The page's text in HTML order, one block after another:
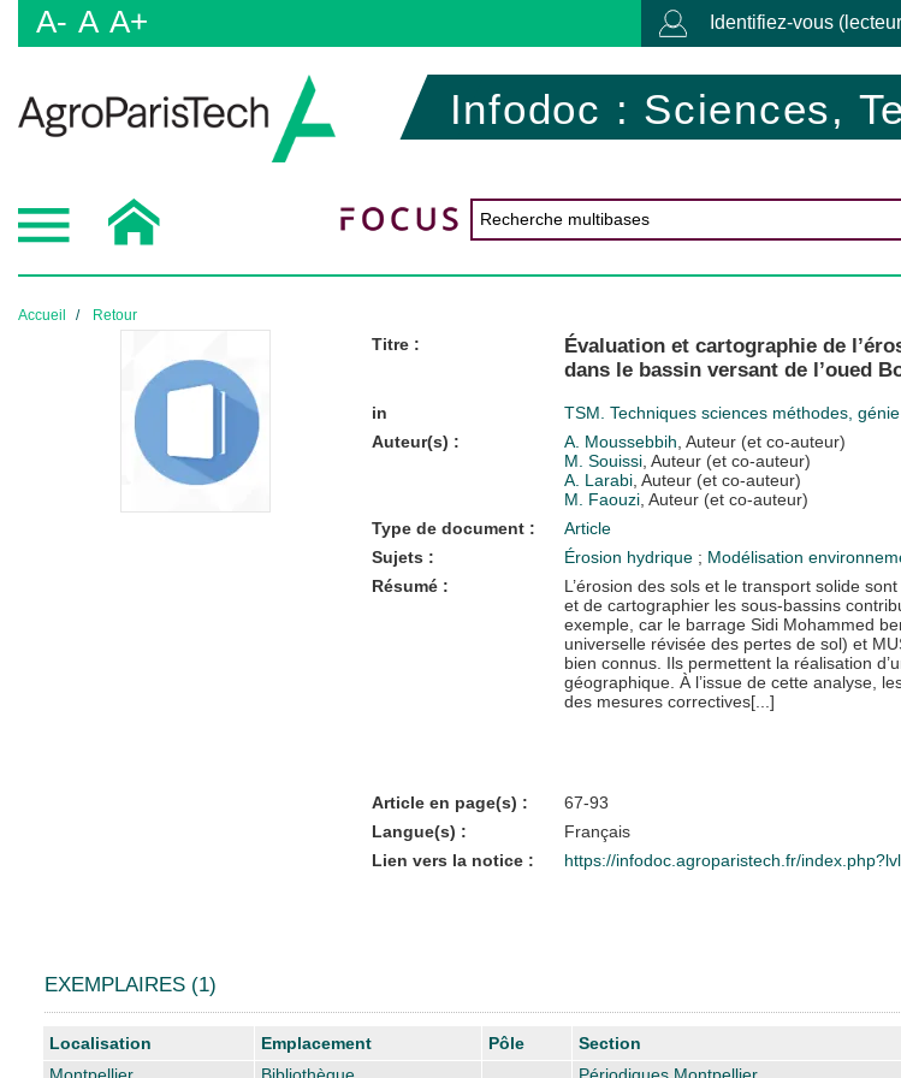
A- A A+ Identifiez-vous
Infodoc : Sciences,
Accueil Retour
Titre :
Évaluation et cartographie de
dans le bassin versant de l’oued
in TSM. Techniques sciences méthodes,
Auteur(s) :
A. Moussebbih , Auteur (et co-auteur)
M. Souissi, Auteur (et co-auteur)
A. Larabi, Auteur (et co-auteur)
M. Faouzi, Auteur (et co-auteur)
Type de document :
Article
Sujets :
Érosion hydrique ; Modélisation
Résumé :
L’érosion des sols et le transport solide
et de cartographier les sous-bassins
exemple, car le barrage Sidi Mohammed
universelle révisée des pertes de sol) et
bien connus. Ils permettent la réalisation
géographique. À l’issue de cette analyse,
des mesures correctives[...]
Article en page(s) :
67-93
Langue(s) :
Français
Lien vers la notice :
https://infodoc.agroparistech.fr/
EXEMPLAIRES (1)
Liste des exemplaires
Localisation Emplacement Pôle Section
Montpellier
Bibliothèque Périodiques Montpellier